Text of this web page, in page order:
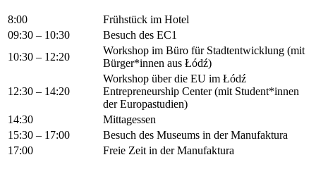
8:00
Frühstück im Hotel
09:30 – 10:30
Besuch des EC1
10:30 – 12:20
Workshop im Büro für Stadtentwicklung (mit
Bürger*innen aus Łódź)
12:30 – 14:20
Workshop über die EU im Łódź
Entrepreneurship Center (mit Student*innen
der Europastudien)
14:30
Mittagessen
15:30 – 17:00
Besuch des Museums in der Manufaktura
17:00
Freie Zeit in der Manufaktura